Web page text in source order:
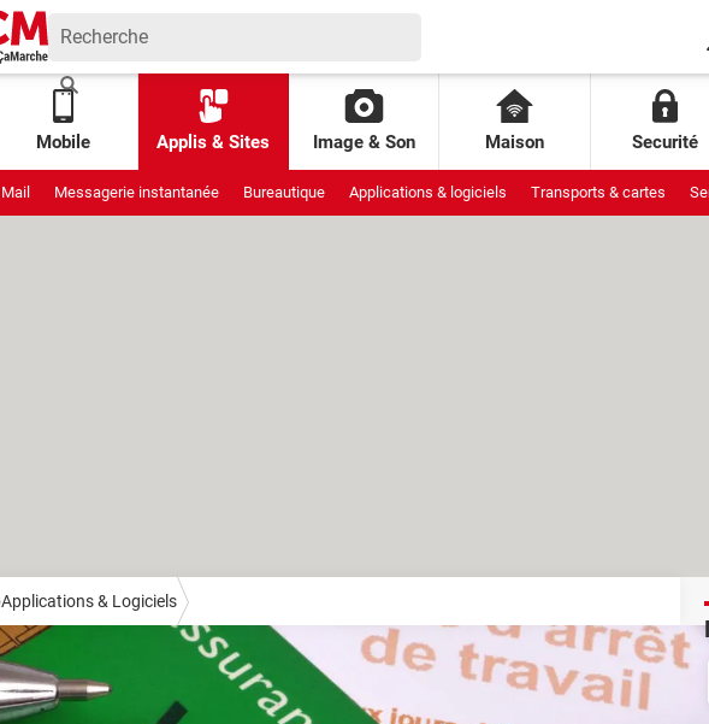
Mobile Applis & Sites Image & Son Maison Securité
Mail Messagerie instantanée Bureautique Applications & logiciels Transports & cartes
Applications & Logiciels